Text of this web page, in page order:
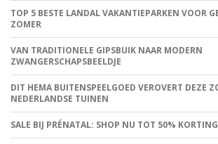
TOP 5 BESTE LANDAL VAKANTIEPARKEN VOOR
ZOMER
VAN TRADITIONELE GIPSBUIK NAAR MODERN
ZWANGERSCHAPSBEELDJE
DIT HEMA BUITENSPEELGOED VEROVERT DEZE
NEDERLANDSE TUINEN
SALE BIJ PRÉNATAL: SHOP NU TOT 50% KORTING